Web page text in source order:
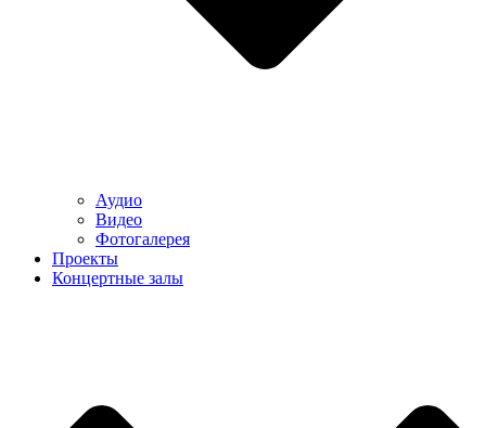
Аудио
Видео
Фотогалерея
Проекты
Концертные залы